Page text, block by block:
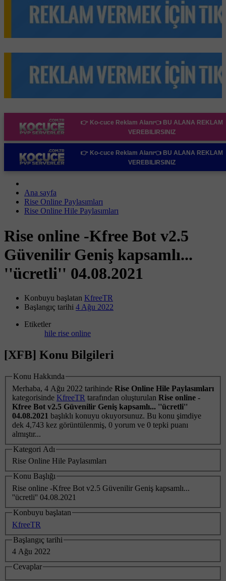
👉 Ko-cuce Reklam Alanı👈 BU ALANA REKLAM
VEREBILIRSINIZ
👉 Ko-cuce Reklam Alanı👈 BU ALANA REKLAM
VEREBILIRSINIZ
Ana sayfa
Rise Online Paylasımları
Rise Online Hile Paylasımları
Rise online -Kfree Bot v2.5
Güvenilir Geniş kapsamlı...
''ücretli'' 04.08.2021
Konbuyu başlatan KfreeTR
Başlangıç tarihi 4 Ağu 2022
Etiketler
hile rise online
[XFB] Konu Bilgileri
Konu Hakkında
Merhaba, 4 Ağu 2022 tarihinde
Rise Online Hile Paylasımları
kategorisinde KfreeTR tarafından oluşturulan Rise online -
Kfree Bot v2.5 Güvenilir Geniş kapsamlı... ''ücretli''
04.08.2021 başlıklı konuyu okuyorsunuz. Bu konu şimdiye
dek 4,743 kez görüntülenmiş, 0 yorum ve 0 tepki puanı
almıştır...
Kategori Adı
Rise Online Hile Paylasımları
Konu Başlığı
Rise online -Kfree Bot v2.5 Güvenilir Geniş kapsamlı...
''ücretli'' 04.08.2021
Konbuyu başlatan
KfreeTR
Başlangıç tarihi
4 Ağu 2022
Cevaplar